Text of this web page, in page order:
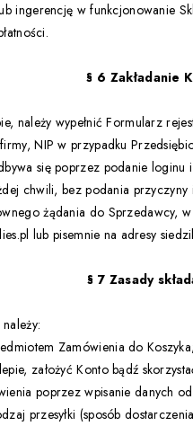
ingerencję w funkcjonowanie
§ 6 Zakładanie
należy wypełnić Formularz
NIP w przypadku
się poprzez podanie loginu
chwili, bez podania przyczyny
żądania do
lub pisemnie na adresy
§ 7 Zasady
Zamówienia do Koszyka;
założyć Konto bądź
poprzez wpisanie danych
przesyłki (sposób